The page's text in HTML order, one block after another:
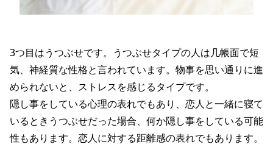
3つ目はうつぶせです。うつぶせタイプの人は几帳面で短
気、神経質な性格と言われています。物事を思い通りに進
められないと、ストレスを感じるタイプです。
隠し事をしている心理の表れでもあり、恋人と一緒に寝て
いるときうつぶせだった場合、何か隠し事をしている可能
性もあります。恋人に対する距離感の表れでもあります。